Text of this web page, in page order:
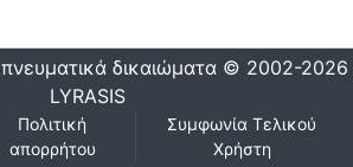
πνευματικά δικαιώματα © 2002-2026
LYRASIS
Πολιτική
απορρήτου
Συμφωνία Τελικού
Χρήστη